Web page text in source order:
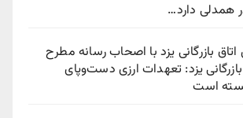
همدلی دارد…
بازرگانی یزد با اصحاب رسانه مطرح
یزد: تعهدات ارزی دست‌وپای
بسته است